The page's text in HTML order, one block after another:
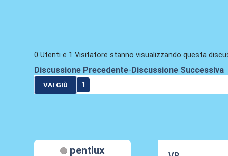
0 Utenti e 1 Visitatore stanno visualizzando questa
Discussione Precedente- Discussione Successiva
VAI GIÙ 1
pentiux